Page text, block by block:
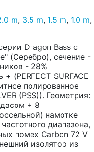
m, 3.5 m, 1.5 m, 1.0 m,
Dragon Bass с
(Серебро), сечение -
- 28%
(PERFECT-SURFACE
полированное
(PSS)). Геометрия:
+ 8
намотке
диапазона,
помех Carbon 72 V
изолятор из